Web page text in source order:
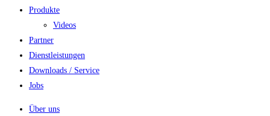
Produkte
Videos
Partner
Dienstleistungen
Downloads / Service
Jobs
Über uns